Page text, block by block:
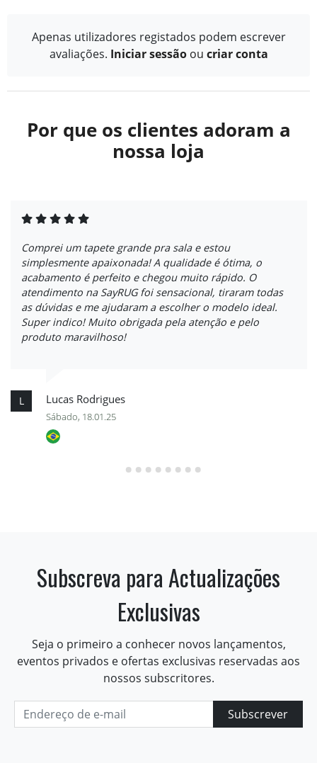
Apenas utilizadores registados podem escrever
avaliações. Iniciar sessão ou criar conta
Por que os clientes adoram a
nossa loja
Comprei um tapete grande pra sala e estou
simplesmente apaixonada! A qualidade é ótima, o
acabamento é perfeito e chegou muito rápido. O
atendimento na SayRUG foi sensacional, tiraram todas
as dúvidas e me ajudaram a escolher o modelo ideal.
Super indico! Muito obrigada pela atenção e pelo
produto maravilhoso!
L Lucas Rodrigues
Sábado, 18.01.25
Subscreva para Actualizações
Exclusivas
Seja o primeiro a conhecer novos lançamentos,
eventos privados e ofertas exclusivas reservadas aos
nossos subscritores.
Subscrever